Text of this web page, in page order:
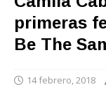
primeras
Be The
14 febrero, 2018